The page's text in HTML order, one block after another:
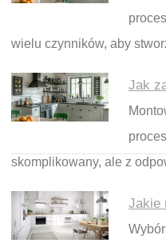
wielu czynników, aby
Jak
skomplikowany, ale z
Jakie
Nawigacja